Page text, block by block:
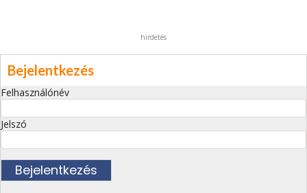
hirdetés
Bejelentkezés
Felhasználónév
Jelszó